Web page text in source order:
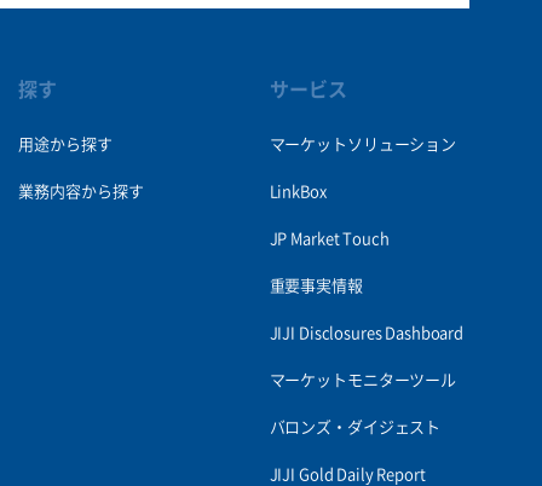
探す
用途から探す
業務内容から探す
サービス
マーケットソリューション
LinkBox
JP Market Touch
重要事実情報
JIJI Disclosures Dashboard
マーケットモニターツール
バロンズ・ダイジェスト
JIJI Gold Daily Report